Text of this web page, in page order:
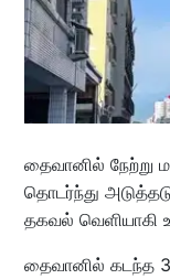
தைவானில் நேற்று
தொடர்ந்து
தகவல் வெளியாகி
தைவானில் கடந்த